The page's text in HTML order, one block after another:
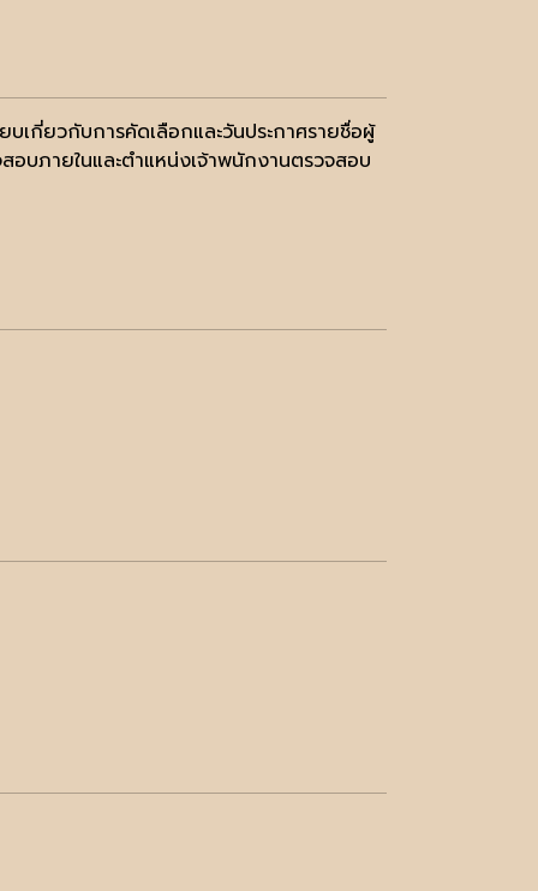
เกี่ยวกับการคัดเลือกและวันประกาศรายชื่อผู้
อบภายในและตำแหน่งเจ้าพนักงานตรวจสอบ